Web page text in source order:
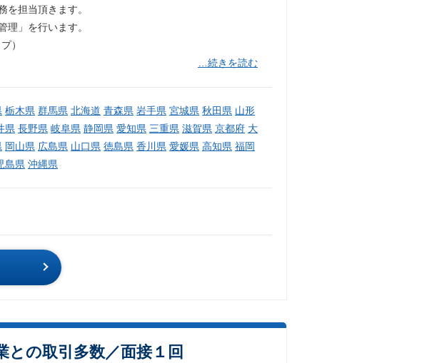
を担当頂きます。
理」を行います。
）
…続きを読む
栃木県 群馬県 北海道 青森県 岩手県 宮城県 秋田県 山形
県 長野県 岐阜県 静岡県 愛知県 三重県 滋賀県 京都府 大
岡山県 広島県 山口県 徳島県 香川県 愛媛県 高知県 福岡
島県 沖縄県
との取引多数／面接１回